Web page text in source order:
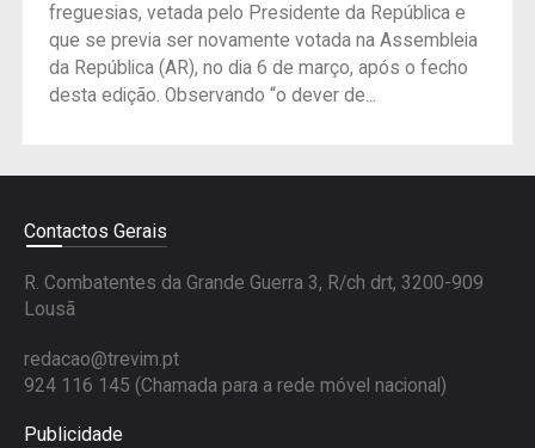
freguesias, vetada pelo Presidente da República e
que se previa ser novamente votada na Assembleia
da República (AR), no dia 6 de março, após o fecho
desta edição. Observando “o dever de...
Contactos Gerais
R. Combatentes da Grande Guerra 3, R/ch drt, 3200-909
Lousã
redacao@trevim.pt
924 116 145 (Chamada para a rede móvel nacional)
Publicidade